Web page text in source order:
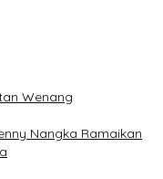
Wenang
Nangka Ramaikan